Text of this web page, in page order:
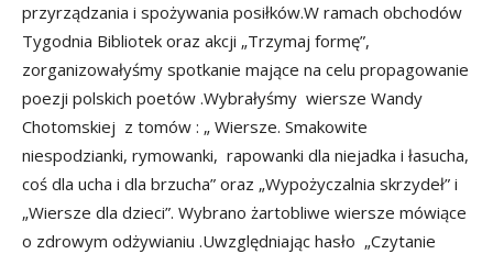
przyrządzania i spożywania posiłków.W ramach obchodów
Tygodnia Bibliotek oraz akcji „Trzymaj formę”,
zorganizowałyśmy spotkanie mające na celu propagowanie
poezji polskich poetów .Wybrałyśmy wiersze Wandy
Chotomskiej z tomów : „ Wiersze. Smakowite
niespodzianki, rymowanki, rapowanki dla niejadka i łasucha,
coś dla ucha i dla brzucha” oraz „Wypożyczalnia skrzydeł” i
„Wiersze dla dzieci”. Wybrano żartobliwe wiersze mówiące
o zdrowym odżywianiu .Uwzględniając hasło „Czytanie